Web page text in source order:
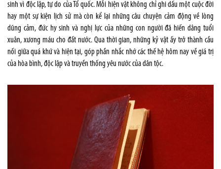
sinh vì độc lập, tự do của Tổ quốc. Mỗi hiện vật không chỉ ghi dấu một cuộc đời
hay một sự kiện lịch sử mà còn kể lại những câu chuyện cảm động về lòng
dũng cảm, đức hy sinh và nghị lực của những con người đã hiến dâng tuổi
xuân, xương máu cho đất nước. Qua thời gian, những kỷ vật ấy trở thành cầu
nối giữa quá khứ và hiện tại, góp phần nhắc nhớ các thế hệ hôm nay về giá trị
của hòa bình, độc lập và truyền thống yêu nước của dân tộc.